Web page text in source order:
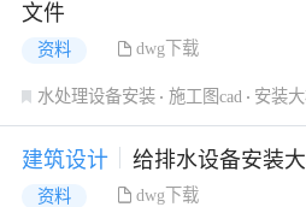
文件
资料 dwg下载
水处理设备安装 施工图cad 安装
建筑设计 给排水设备安装
资料 dwg下载